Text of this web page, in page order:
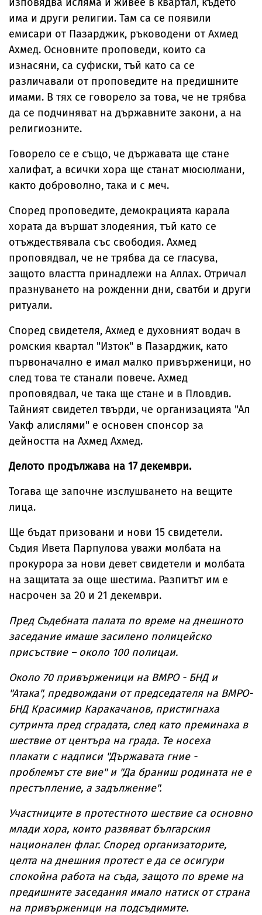
има и други религии. Там са се появили
емисари от Пазарджик, ръководени от Ахмед
Ахмед. Основните проповеди, които са
изнасяни, са суфиски, тъй като са се
различавали от проповедите на предишните
имами. В тях се говорело за това, че не трябва
да се подчиняват на държавните закони, а на
религиозните.
Говорело се е също, че държавата ще стане
халифат, а всички хора ще станат мюсюлмани,
както доброволно, така и с меч.
Според проповедите, демокрацията карала
хората да вършат злодеяния, тъй като се
отъждествявала със свободия. Ахмед
проповядвал, че не трябва да се гласува,
защото властта принадлежи на Аллах. Отричал
празнуването на рожденни дни, сватби и други
ритуали.
Според свидетеля, Ахмед е духовният водач в
ромския квартал "Изток" в Пазарджик, като
първоначално е имал малко привърженици, но
след това те станали повече. Ахмед
проповядвал, че така ще стане и в Пловдив.
Тайният свидетел твърди, че организацията "Ал
Уакф алислями" е основен спонсор за
дейността на Ахмед Ахмед.
Делото продължава на 17 декември.
Тогава ще започне изслушването на вещите
лица.
Ще бъдат призовани и нови 15 свидетели.
Съдия Ивета Парпулова уважи молбата на
прокурора за нови девет свидетели и молбата
на защитата за още шестима. Разпитът им е
насрочен за 20 и 21 декември.
Пред Съдебната палата по време на днешното
заседание имаше засилено полицейско
присъствие – около 100 полицаи.
Около 70 привърженици на ВМРО - БНД и
"Атака", предвождани от председателя на ВМРО-
БНД Красимир Каракачанов, пристигнаха
сутринта пред сградата, след като преминаха в
шествие от центъра на града. Те носеха
плакати с надписи "Държавата гние -
проблемът сте вие" и "Да браниш родината не е
престъпление, а задължение".
Участниците в протестното шествие са основно
млади хора, които развяват българския
национален флаг. Според организаторите,
целта на днешния протест е да се осигури
спокойна работа на съда, защото по време на
предишните заседания имало натиск от страна
на привърженици на подсъдимите.